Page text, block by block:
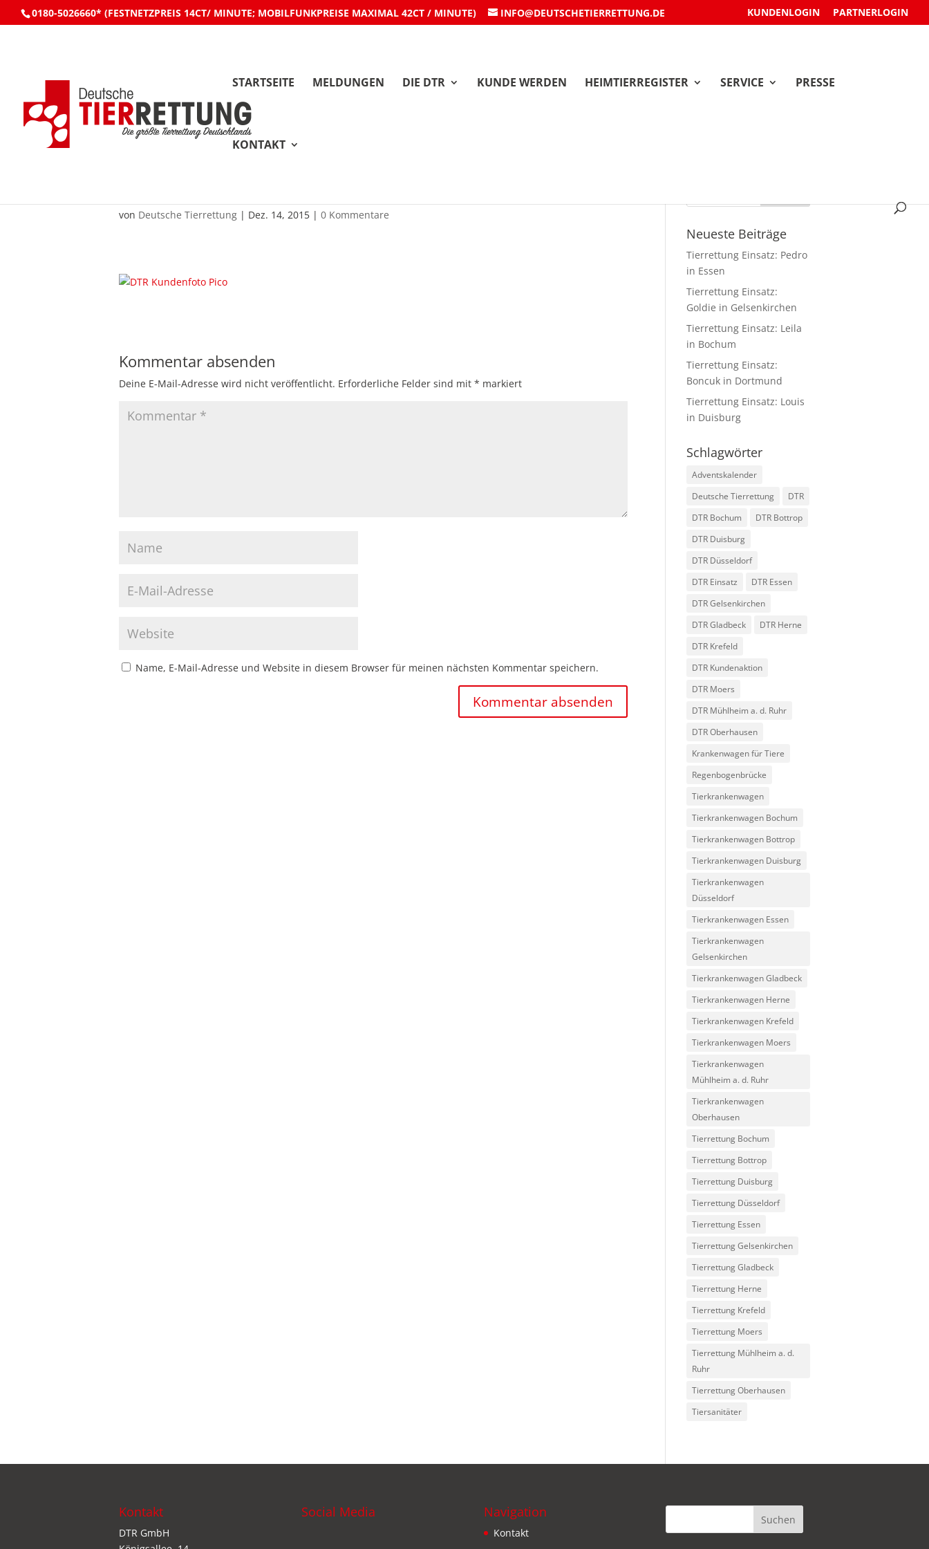
0180-5026660* (FESTNETZPREIS 14CT/ MINUTE; MOBILFUNKPREISE MAXIMAL 42CT / MINUTE) INFO@DEUTSCHETIERRETTUNG.DE KUNDENLOGIN PARTNERLOGIN
STARTSEITE MELDUNGEN DIE DTR KUNDE WERDEN HEIMTIERREGISTER SERVICE PRESSE
KONTAKT
von Deutsche Tierrettung | Dez. 14, 2015 | 0 Kommentare
Kommentar absenden
Deine E-Mail-Adresse wird nicht veröffentlicht. Erforderliche Felder sind mit * markiert
Name, E-Mail-Adresse und Website in diesem Browser für meinen nächsten Kommentar speichern.
Neueste Beiträge
Tierrettung Einsatz: Pedro
in Essen
Tierrettung Einsatz:
Goldie in Gelsenkirchen
Tierrettung Einsatz: Leila
in Bochum
Tierrettung Einsatz:
Boncuk in Dortmund
Tierrettung Einsatz: Louis
in Duisburg
Schlagwörter
Adventskalender
Deutsche Tierrettung
DTR
DTR Bochum
DTR Bottrop
DTR Duisburg
DTR Düsseldorf
DTR Einsatz
DTR Essen
DTR Gelsenkirchen
DTR Gladbeck
DTR Herne
DTR Krefeld
DTR Kundenaktion
DTR Moers
DTR Mühlheim a. d. Ruhr
DTR Oberhausen
Krankenwagen für Tiere
Regenbogenbrücke
Tierkrankenwagen
Tierkrankenwagen Bochum
Tierkrankenwagen Bottrop
Tierkrankenwagen Duisburg
Tierkrankenwagen
Düsseldorf
Tierkrankenwagen Essen
Tierkrankenwagen
Gelsenkirchen
Tierkrankenwagen Gladbeck
Tierkrankenwagen Herne
Tierkrankenwagen Krefeld
Tierkrankenwagen Moers
Tierkrankenwagen
Mühlheim a. d. Ruhr
Tierkrankenwagen
Oberhausen
Tierrettung Bochum
Tierrettung Bottrop
Tierrettung Duisburg
Tierrettung Düsseldorf
Tierrettung Essen
Tierrettung Gelsenkirchen
Tierrettung Gladbeck
Tierrettung Herne
Tierrettung Krefeld
Tierrettung Moers
Tierrettung Mühlheim a. d.
Ruhr
Tierrettung Oberhausen
Tiersanitäter
Kontakt
DTR GmbH
Social Media Navigation
Kontakt